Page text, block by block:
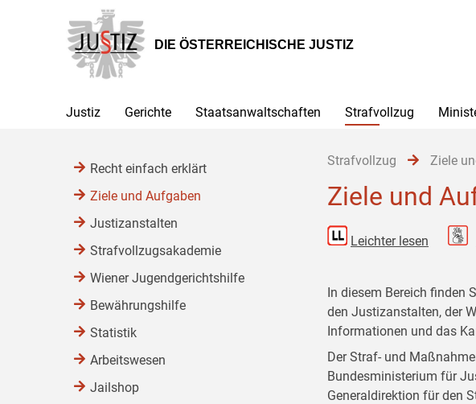
Hauptnavigation
[1]
Inhalt
[2]
Untermenü
[3]
DIE ÖSTERREICHISCHE JUSTIZ
Justiz Gerichte Staatsanwaltschaften Strafvollzug
Strafvollzug Ziele
Ziele und
Leichter lesen
In diesem Bereich finden
den Justizanstalten, der
Informationen und das
Der Straf- und
Bundesministerium für
Generaldirektion für den
Recht einfach erklärt
Ziele und Aufgaben
Justizanstalten
Strafvollzugsakademie
Wiener Jugendgerichtshilfe
Bewährungshilfe
Statistik
Arbeitswesen
Jailshop